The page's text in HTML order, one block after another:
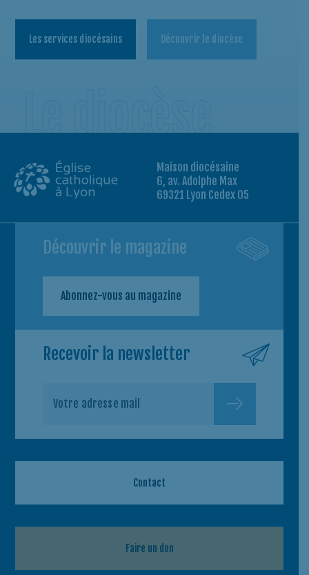
Les services diocésains Découvrir le diocèse
Le diocèse
Maison diocésaine
6, av. Adolphe Max
69321 Lyon Cedex 05
Découvrir le magazine
Abonnez-vous au magazine
Recevoir la newsletter
Contact
Faire un don